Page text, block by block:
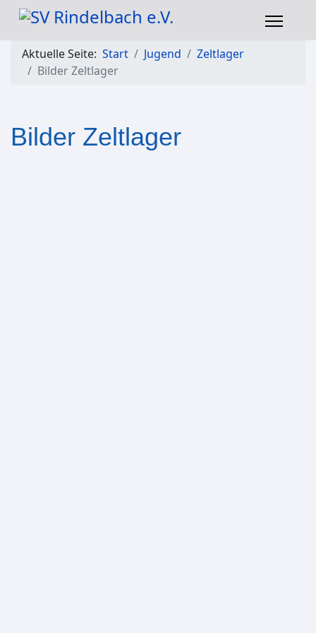
Aktuelle Seite: Start Jugend
Zeltlager
Bilder Zeltlager
Bilder Zeltlager